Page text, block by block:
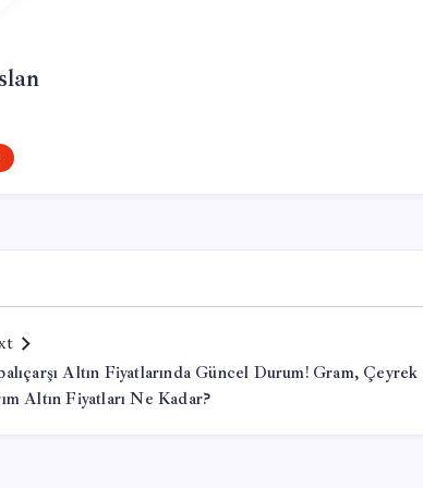
Altın Fiyatlarında Güncel Durum! Gram, Çeyrek
Altın Fiyatları Ne Kadar?